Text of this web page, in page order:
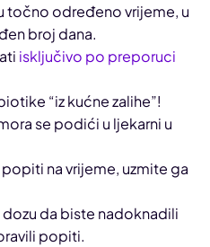
točno određeno vrijeme, u
broj dana.
isključivo po preporuci
“iz kućne zalihe”!
se podići u ljekarni u
na vrijeme, uzmite ga
da biste nadoknadili
popiti.